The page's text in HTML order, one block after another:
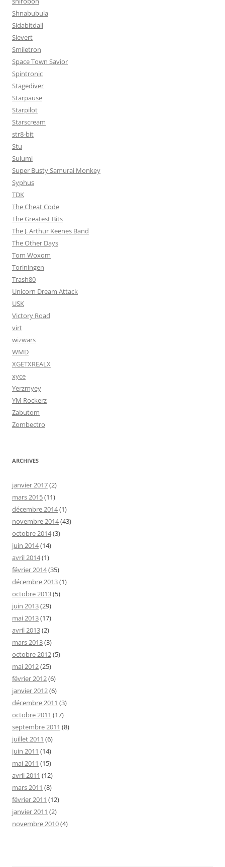
Shnabubula
Sidabitdall
Sievert
Smiletron
Space Town Savior
Spintronic
Stagediver
Starpause
Starpilot
Starscream
str8-bit
Stu
Sulumi
Super Busty Samurai Monkey
Syphus
TDK
The Cheat Code
The Greatest Bits
The J. Arthur Keenes Band
The Other Days
Tom Woxom
Toriningen
Trash80
Unicorn Dream Attack
USK
Victory Road
virt
wizwars
WMD
XGETXREALX
xyce
Yerzmyey
YM Rockerz
Zabutom
Zombectro
ARCHIVES
janvier 2017(2)
mars 2015(11)
décembre 2014(1)
novembre 2014(43)
octobre 2014(3)
juin 2014(14)
avril 2014(1)
février 2014(35)
décembre 2013(1)
octobre 2013(5)
juin 2013(29)
mai 2013(17)
avril 2013(2)
mars 2013(3)
octobre 2012(5)
mai 2012(25)
février 2012(6)
janvier 2012(6)
décembre 2011 (3)
octobre 2011 (17)
septembre 2011 (8)
juillet 2011 (6)
juin 2011 (14)
mai 2011 (15)
avril 2011 (12)
mars 2011 (8)
février 2011 (12)
janvier 2011 (2)
novembre 2010(4)